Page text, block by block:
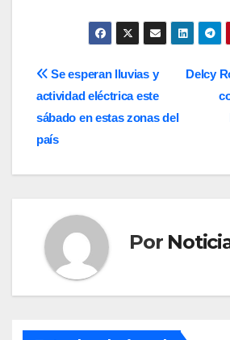
Navegación
de
entradas
Delcy
Se esperan lluvias y
actividad eléctrica este
sábado en estas zonas del
país
Por